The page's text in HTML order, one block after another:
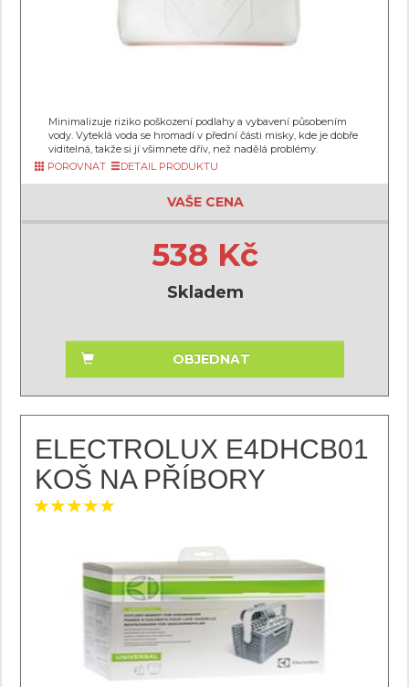
Minimalizuje riziko poškození podlahy a vybavení působením
vody. Vyteklá voda se hromadí v přední části misky, kde je dobře
viditelná, takže si jí všimnete dřív, než nadělá problémy.
POROVNAT
DETAIL PRODUKTU
VAŠE CENA
538 Kč
Skladem
OBJEDNAT
ELECTROLUX E4DHCB01
KOŠ NA PŘÍBORY